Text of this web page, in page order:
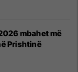
mbahet më
Prishtinë